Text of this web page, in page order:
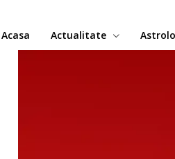
Acasa Actualitate